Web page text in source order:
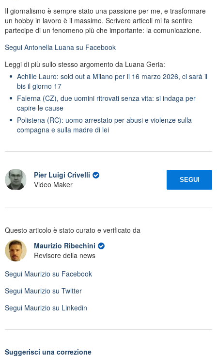
Il giornalismo è sempre stato una passione per me, e trasformare
un hobby in lavoro è il massimo. Scrivere articoli mi fa sentire
partecipe di un fenomeno più che importante: la comunicazione.
Segui Antonella Luana su Facebook
Leggi di più sullo stesso argomento da Luana Geria:
Achille Lauro: sold out a Milano per il 16 marzo 2026, ci sarà il
bis il giorno 17
Falerna (CZ), due uomini ritrovati senza vita: si indaga per
capire le cause
Polistena (RC): uomo arrestato per abusi e violenze sulla
compagna e sulla madre di lei
Pier Luigi Crivelli
Video Maker
SEGUI
Questo articolo è stato curato e verificato da
Maurizio Ribechini
Revisore della news
Segui Maurizio su Facebook
Segui Maurizio su Twitter
Segui Maurizio su Linkedin
Suggerisci una correzione